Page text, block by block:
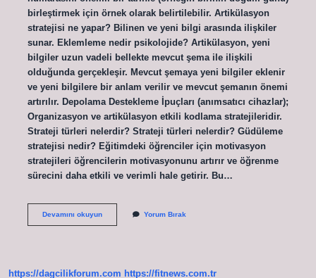
birleştirmek için örnek olarak belirtilebilir. Artikülasyon
stratejisi ne yapar? Bilinen ve yeni bilgi arasında ilişkiler
sunar. Eklemleme nedir psikolojide? Artikülasyon, yeni
bilgiler uzun vadeli bellekte mevcut şema ile ilişkili
olduğunda gerçekleşir. Mevcut şemaya yeni bilgiler eklenir
ve yeni bilgilere bir anlam verilir ve mevcut şemanın önemi
artırılır. Depolama Destekleme İpuçları (anımsatıcı cihazlar);
Organizasyon ve artikülasyon etkili kodlama stratejileridir.
Strateji türleri nelerdir? Strateji türleri nelerdir? Güdüleme
stratejisi nedir? Eğitimdeki öğrenciler için motivasyon
stratejileri öğrencilerin motivasyonunu artırır ve öğrenme
sürecini daha etkili ve verimli hale getirir. Bu…
Devamını okuyunEklemleme Yorum Bırak
https://dagcilikforum.com https://fitnews.com.tr